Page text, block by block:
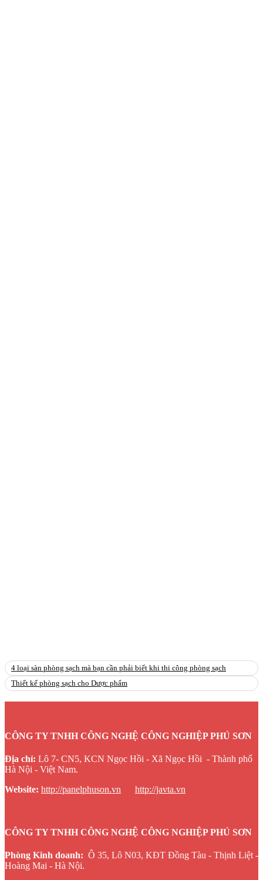
4 loại sàn phòng sạch mà bạn cần phải biết khi thi công phòng sạch
Thiết kế phòng sạch cho Dược phẩm
CÔNG TY TNHH CÔNG NGHỆ CÔNG NGHIỆP PHÚ SƠN
Địa chỉ: Lô 7- CN5, KCN Ngọc Hồi - Xã Ngọc Hồi - Thành phố
Hà Nội - Việt Nam.
Website: http://panelphuson.vn http://javta.vn
CÔNG TY TNHH CÔNG NGHỆ CÔNG NGHIỆP PHÚ SƠN
Phòng Kinh doanh: Ô 35, Lô N03, KĐT Đồng Tàu - Thịnh Liệt -
Hoàng Mai - Hà Nội.